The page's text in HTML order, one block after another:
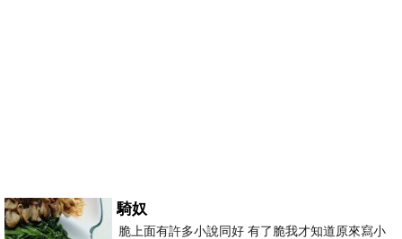
騎奴
脆上面有許多小說同好 有了脆我才知道原來寫小